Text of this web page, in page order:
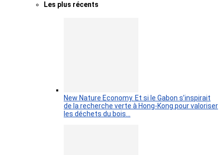
Les plus récents
New Nature Economy. Et si le Gabon s’inspirait
de la recherche verte à Hong-Kong pour valoriser
les déchets du bois…